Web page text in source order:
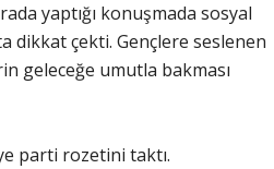
yaptığı konuşmada sosyal
dikkat çekti. Gençlere seslenen
geleceğe umutla bakması
parti rozetini taktı.